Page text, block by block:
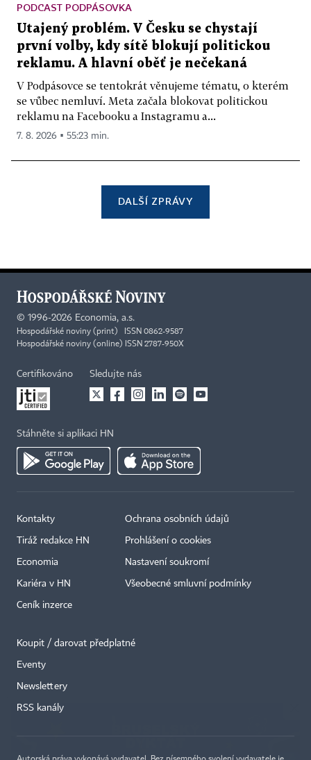
PODCAST PODPÁSOVKA
Utajený problém. V Česku se chystají
první volby, kdy sítě blokují politickou
reklamu. A hlavní oběť je nečekaná
V Podpásovce se tentokrát věnujeme tématu, o kterém
se vůbec nemluví. Meta začala blokovat politickou
reklamu na Facebooku a Instagramu a...
7. 8. 2026 ▪ 55:23 min.
DALŠÍ ZPRÁVY
© 1996-2026 Economia, a.s.
Hospodářské noviny (print) ISSN 0862-9587
Hospodářské noviny (online) ISSN 2787-950X
Certifikováno Sledujte nás
Stáhněte si aplikaci HN
Kontakty
Tiráž redakce HN
Economia
Kariéra v HN
Ceník inzerce
Ochrana osobních údajů
Prohlášení o cookies
Nastavení soukromí
Všeobecné smluvní podmínky
Koupit / darovat předplatné
Eventy
Newslettery
RSS kanály